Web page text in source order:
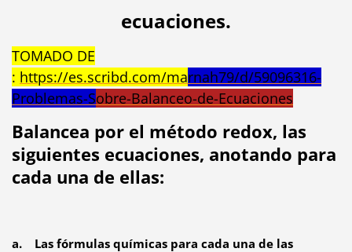
ecuaciones.
TOMADO DE
: https://es.scribd.com/marnah79/d/59096316-
Problemas-Sobre-Balanceo-de-Ecuaciones
Balancea por el método redox, las
siguientes ecuaciones, anotando para
cada una de ellas:
a. Las fórmulas químicas para cada una de las